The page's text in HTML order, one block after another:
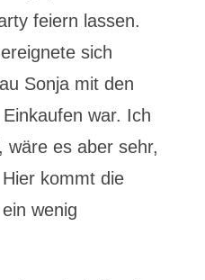
feiern lassen.
sich
Sonja mit den
war. Ich
wäre es aber sehr,
kommt die
wenig